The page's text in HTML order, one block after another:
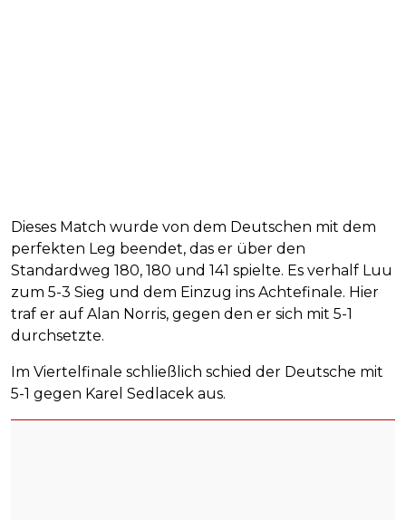
Dieses Match wurde von dem Deutschen mit dem
perfekten Leg beendet, das er über den
Standardweg 180, 180 und 141 spielte. Es verhalf Luu
zum 5-3 Sieg und dem Einzug ins Achtefinale. Hier
traf er auf Alan Norris, gegen den er sich mit 5-1
durchsetzte.
Im Viertelfinale schließlich schied der Deutsche mit
5-1 gegen Karel Sedlacek aus.